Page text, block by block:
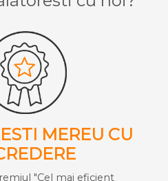
MEREU CU
"Cel mai eficient